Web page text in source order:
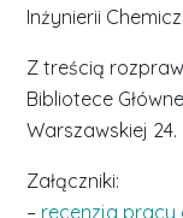
Inżynierii
Z treścią
Bibliotece
Warszawskiej 24.
Załączniki:
– recenzja pracy